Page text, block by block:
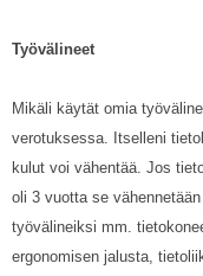
Työvälineet
Mikäli käytät omia
verotuksessa. Itselleni
kulut voi vähentää. Jos
oli 3 vuotta se
työvälineiksi mm.
ergonomisen jalusta,